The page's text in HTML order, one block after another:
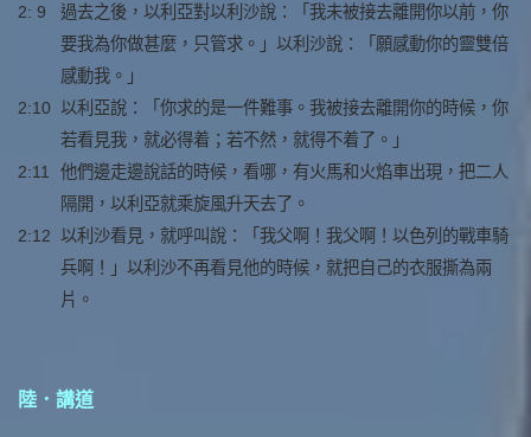
2: 9
過去之後，以利亞對以利沙說：「我未被接去離開你以前，你
要我為你做甚麼，只管求。」以利沙說：「願感動你的靈雙倍
感動我。」
2:10 以利亞說：「你求的是一件難事。我被接去離開你的時候，你
若看見我，就必得着；若不然，就得不着了。」
2:11
他們邊走邊說話的時候，看哪，有火馬和火焰車出現，把二人
隔開，以利亞就乘旋風升天去了。
2:12 以利沙看見，就呼叫說：「我父啊！我父啊！以色列的戰車騎
兵啊！」以利沙不再看見他的時候，就把自己的衣服撕為兩
片。
陸．講道